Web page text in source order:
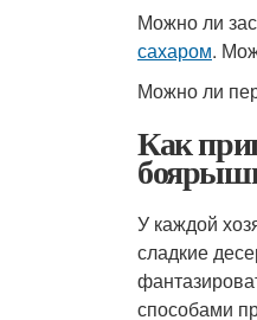
Можно ли
сахаром.
Можно ли
Как
У каждой
сладкие
способами